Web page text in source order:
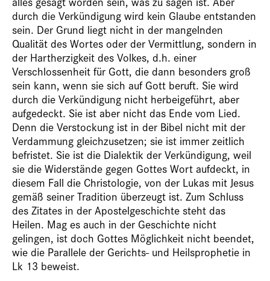
durch die Verkündigung wird kein Glaube entstanden
sein. Der Grund liegt nicht in der mangelnden
Qualität des Wortes oder der Vermittlung, sondern in
der Hartherzigkeit des Volkes, d.h. einer
Verschlossenheit für Gott, die dann besonders groß
sein kann, wenn sie sich auf Gott beruft. Sie wird
durch die Verkündigung nicht herbeigeführt, aber
aufgedeckt. Sie ist aber nicht das Ende vom Lied.
Denn die Verstockung ist in der Bibel nicht mit der
Verdammung gleichzusetzen; sie ist immer zeitlich
befristet. Sie ist die Dialektik der Verkündigung, weil
sie die Widerstände gegen Gottes Wort aufdeckt, in
diesem Fall die Christologie, von der Lukas mit Jesus
gemäß seiner Tradition überzeugt ist. Zum Schluss
des Zitates in der Apostelgeschichte steht das
Heilen. Mag es auch in der Geschichte nicht
gelingen, ist doch Gottes Möglichkeit nicht beendet,
wie die Parallele der Gerichts- und Heilsprophetie in
Lk 13 beweist.